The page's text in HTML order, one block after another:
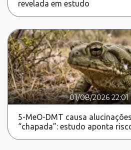
revelada em estudo
01/08/2026 22:01
5-MeO-DMT causa
“chapada”: estudo aponta